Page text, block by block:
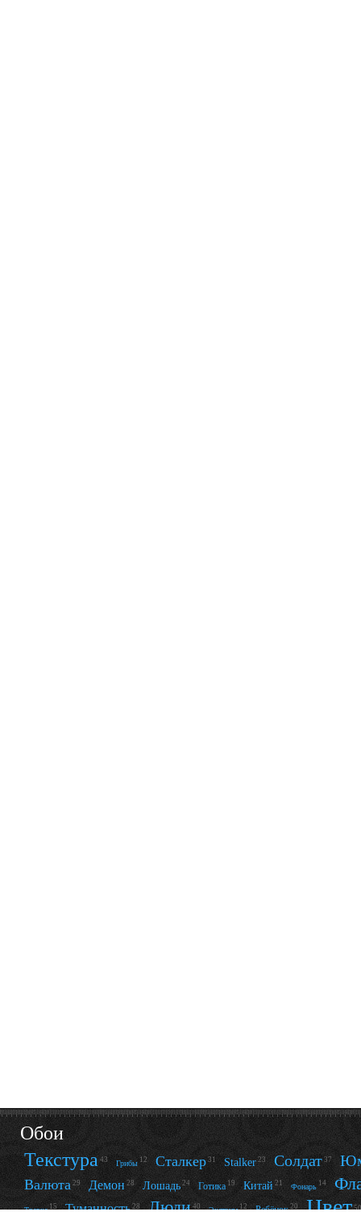
Обои
Текстура 43 Грибы 12 Сталкер 31 Stalker 23 Солдат 37
Валюта 29 Демон 28 Лошадь 24 Готика 19 Китай 21 Фонарь 14
Травка 15 Туманность 28 Люди 40 Экстрим 12 Ребёнок 20 Цвет 50